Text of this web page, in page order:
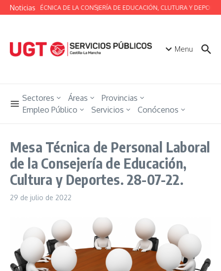
Saltar al contenido
Noticias
MESA TÉCNICA DE LA CONSJERÍA DE EDUCACIÓN, CLUTURA Y
Menu
Sectores Áreas
Provincias
Empleo Público
Servicios Conócenos
Mesa Técnica de Personal Laboral
de la Consejería de Educación,
Cultura y Deportes. 28-07-22.
29 de julio de 2022